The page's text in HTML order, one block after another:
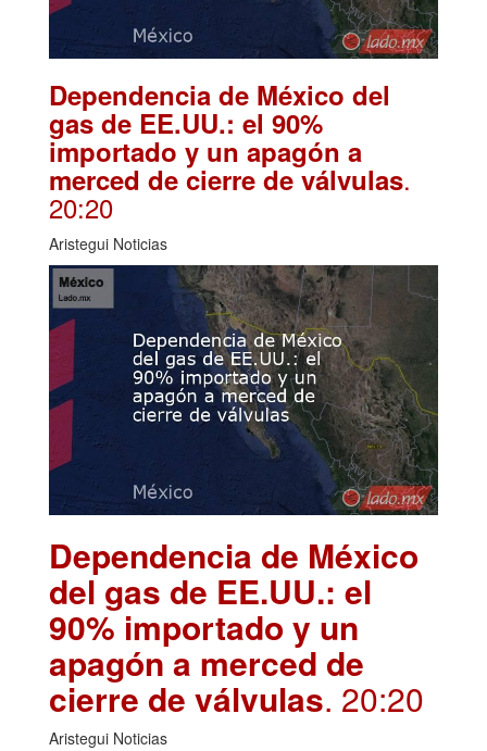
Dependencia de México del
gas de EE.UU.: el 90%
importado y un apagón a
merced de cierre de válvulas.
20:20
Aristegui Noticias
Dependencia de México
del gas de EE.UU.: el
90% importado y un
apagón a merced de
cierre de válvulas. 20:20
Aristegui Noticias